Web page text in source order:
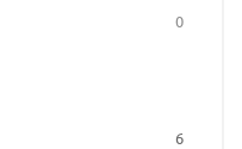
0
6